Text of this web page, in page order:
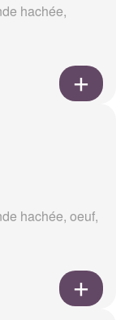
hachée,
hachée, oeuf,